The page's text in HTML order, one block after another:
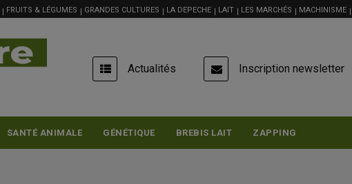
FRUITS & LÉGUMES GRANDES CULTURES LA DEPECHE LAIT LES MARCHÉS MACHINISME
USER
ACCOUNT
MENU
Actualités Inscription newsletter
SANTÉ ANIMALE GÉNÉTIQUE BREBIS LAIT ZAPPING